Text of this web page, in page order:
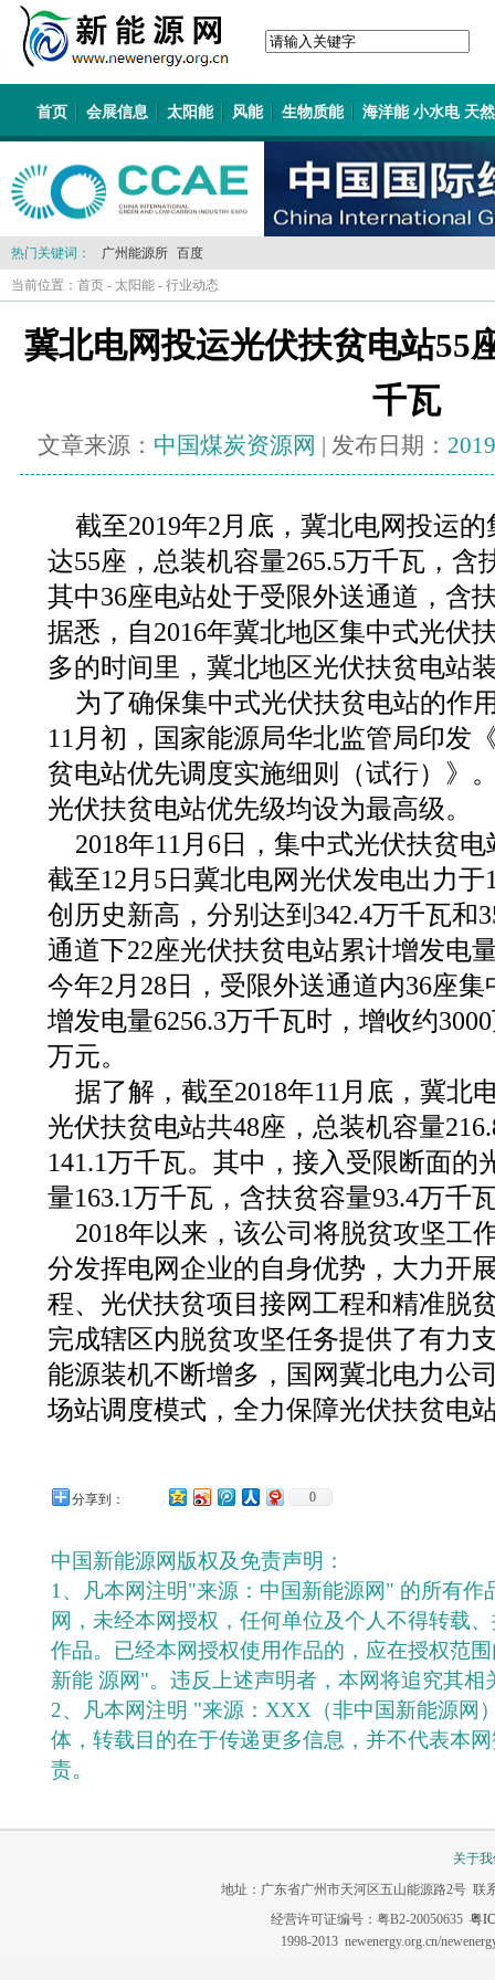
首页 会展信息 太阳能 风能 生物质能 海洋能 小水电 天
热门关键词： 广州能源所 百度
当前位置： 首页 - 太阳能 - 行业动态
冀北电网投运光伏扶贫电站55
千瓦
文章来源： 中国煤炭资源网 | 发布日期：
截至2019年2月底，冀北电网投运
达55座，总装机容量265.5万千瓦，含
其中36座电站处于受限外送通道，含
据悉，自2016年冀北地区集中式光伏
多的时间里，冀北地区光伏扶贫电站
为了确保集中式光伏扶贫电站的作
11月初，国家能源局华北监管局印发
贫电站优先调度实施细则（试行）》
光伏扶贫电站优先级均设为最高级。
2018年11月6日，集中式光伏扶贫
截至12月5日冀北电网光伏发电出力于
创历史新高，分别达到342.4万千瓦和
通道下22座光伏扶贫电站累计增发电
今年2月28日，受限外送通道内36座
增发电量6256.3万千瓦时，增收约
万元。
据了解，截至2018年11月底，冀北
光伏扶贫电站共48座，总装机容量
141.1万千瓦。其中，接入受限断面的
量163.1万千瓦，含扶贫容量93.4万千
2018年以来，该公司将脱贫攻坚工
分发挥电网企业的自身优势，大力开
程、光伏扶贫项目接网工程和精准脱
完成辖区内脱贫攻坚任务提供了有力
能源装机不断增多，国网冀北电力公
场站调度模式，全力保障光伏扶贫电
分享到： 0
中国新能源网版权及免责声明：
1、凡本网注明"来源：中国新能源网" 的所有作
网，未经本网授权，任何单位及个人不得转载
作品。已经本网授权使用作品的，应在授权范
新能 源网"。违反上述声明者，本网将追究其相
2、凡本网注明 "来源：XXX（非中国新能源网
体，转载目的在于传递更多信息，并不代表本
责。
关于
地址：广东省广州市天河区五山能源路2号 联
经营许可证编号：粤B2-20050635 粤
1998-2013 newenergy.org.cn/